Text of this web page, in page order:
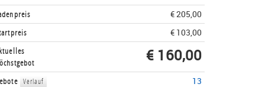
€ 205,00
€ 103,00
€ 160,00
Verlauf 13